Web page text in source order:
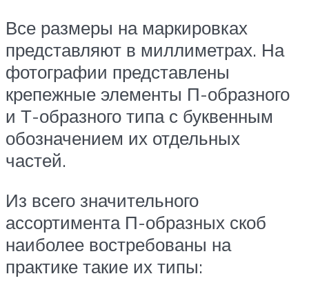
Все размеры на маркировках
представляют в миллиметрах. На
фотографии представлены
крепежные элементы П-образного
и Т-образного типа с буквенным
обозначением их отдельных
частей.
Из всего значительного
ассортимента П-образных скоб
наиболее востребованы на
практике такие их типы: